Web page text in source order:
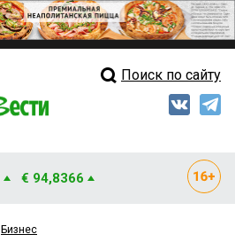
Свежий выпускПоиск по сайту
€ 94,8366
Бизнес